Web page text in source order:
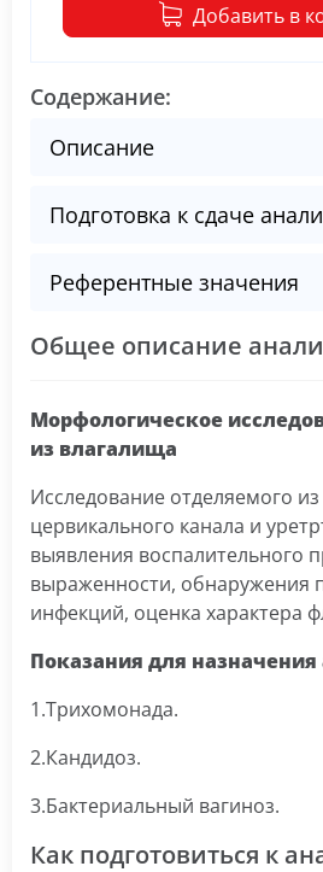
Добавить в
Содержание:
Описание
Подготовка к сдаче
Референтные значения
Общее описание
Морфологическое
из влагалища
Исследование отделяемого
цервикального канала и
выявления воспалительного
выраженности, обнаружения
инфекций, оценка характера
Показания для назначения
1.Трихомонада.
2.Кандидоз.
3.Бактериальный вагиноз.
Как подготовиться к